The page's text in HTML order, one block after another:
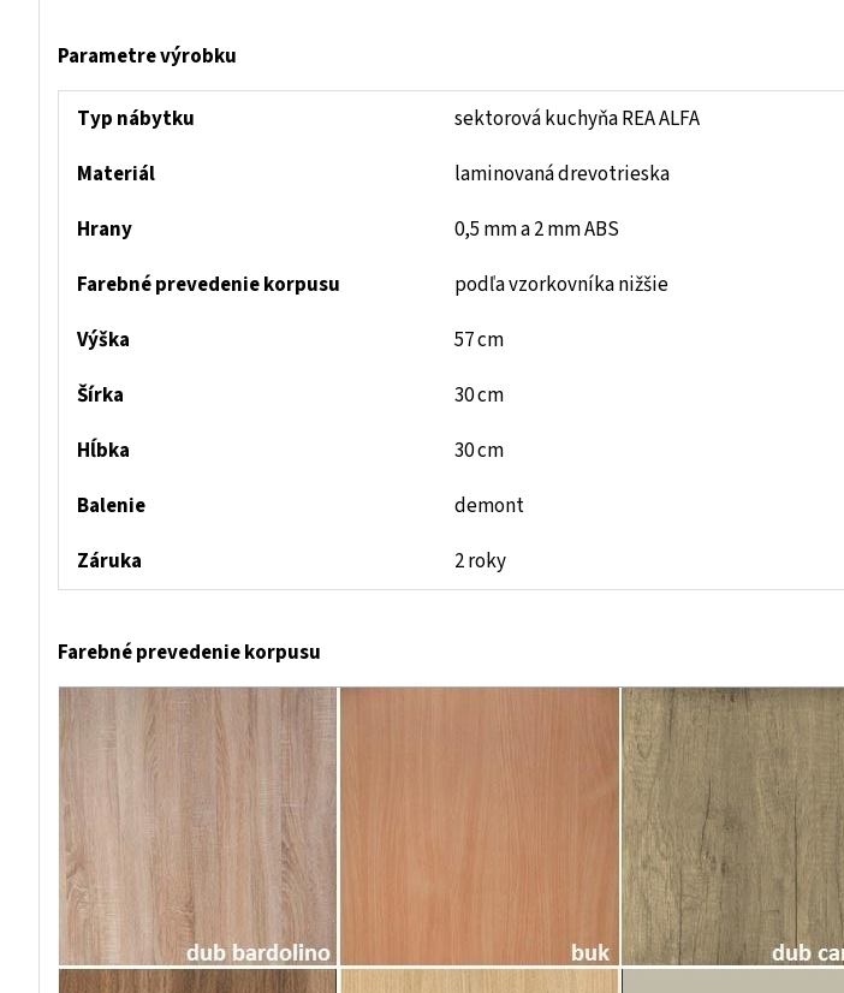
Parametre výrobku
Typ nábytku
sektorová kuchyňa REA ALFA
Materiál
laminovaná drevotrieska
Hrany
0,5 mm a 2 mm ABS
Farebné prevedenie korpusu
podľa vzorkovníka nižšie
Výška
57 cm
Šírka
30 cm
Hĺbka
30 cm
Balenie
demont
Záruka
2 roky
Farebné prevedenie korpusu